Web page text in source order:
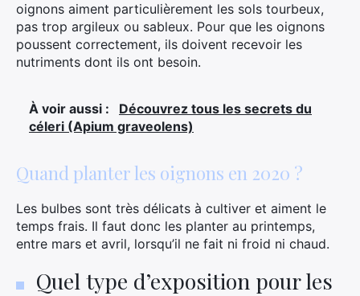
oignons aiment particulièrement les sols tourbeux,
pas trop argileux ou sableux. Pour que les oignons
poussent correctement, ils doivent recevoir les
nutriments dont ils ont besoin.
À voir aussi :
Découvrez tous les secrets du
céleri (Apium graveolens)
Quand planter les oignons en 2020 ?
Les bulbes sont très délicats à cultiver et aiment le
temps frais. Il faut donc les planter au printemps,
entre mars et avril, lorsqu’il ne fait ni froid ni chaud.
Quel type d’exposition pour les